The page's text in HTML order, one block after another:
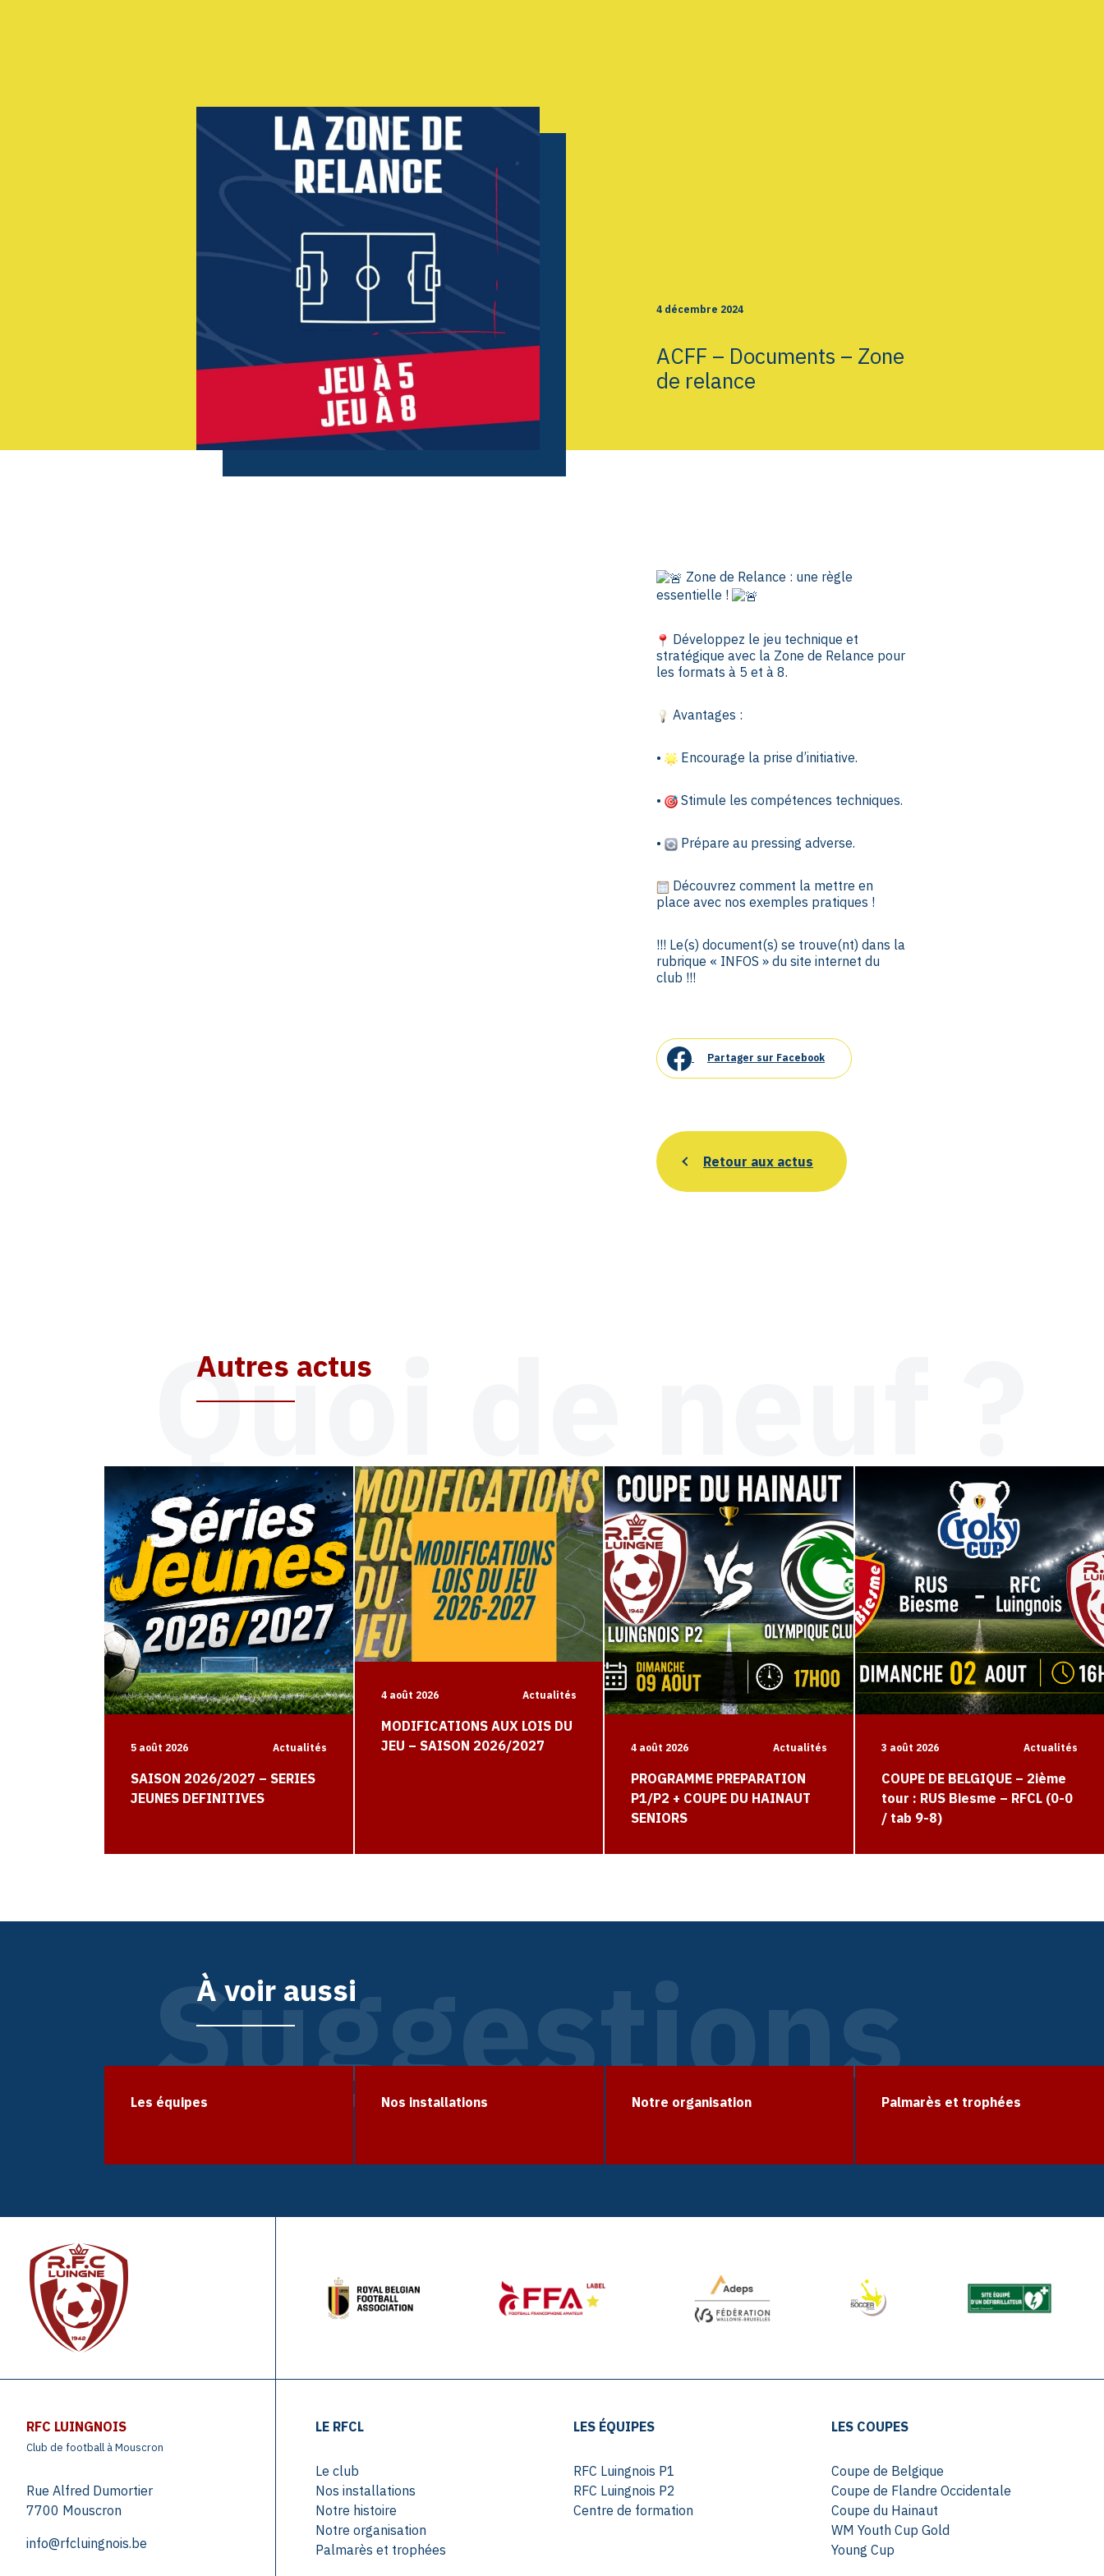
INFOS
4 décembre 2024
ACFF – Documents – Zone
de relance
Zone de Relance : une règle
essentielle !
Développez le jeu technique et
stratégique avec la Zone de Relance pour
les formats à 5 et à 8.
Avantages :
• Encourage la prise d’initiative.
• Stimule les compétences techniques.
• Prépare au pressing adverse.
Découvrez comment la mettre en
place avec nos exemples pratiques !
!!! Le(s) document(s) se trouve(nt) dans la
rubrique « INFOS » du site internet du
club !!!
Partager sur Facebook
Retour aux actus
Autres actus
Quoi de neuf ?
5 août 2026 Actualités
SAISON 2026/2027 – SERIES
JEUNES DEFINITIVES
4 août 2026 Actualités
MODIFICATIONS AUX LOIS DU
JEU – SAISON 2026/2027
4 août 2026 Actualités
PROGRAMME PREPARATION
P1/P2 + COUPE DU HAINAUT
SENIORS
3 août 2026 Actualités
COUPE DE BELGIQUE – 2ième
tour : RUS Biesme – RFCL (0-0
/ tab 9-8)
À voir aussi
Suggestions
Les équipes Nos installations Notre organisation Palmarès et trophées
RFC LUINGNOIS
Club de football à Mouscron
Rue Alfred Dumortier
7700 Mouscron
info@rfcluingnois.be
LE RFCL
Le club
Nos installations
Notre histoire
Notre organisation
Palmarès et trophées
LES ÉQUIPES
RFC Luingnois P1
RFC Luingnois P2
Centre de formation
LES COUPES
Coupe de Belgique
Coupe de Flandre Occidentale
Coupe du Hainaut
WM Youth Cup Gold
Young Cup